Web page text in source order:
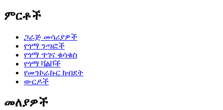
ምርቶች
ጋራጅ መሳሪያዎች
የጎማ ንጣፎች
የጎማ ጥገና ቁሳቁስ
የጎማ ቫልቮች
የመንኮራኩር ክብደት
ውርዶች
መለያዎች